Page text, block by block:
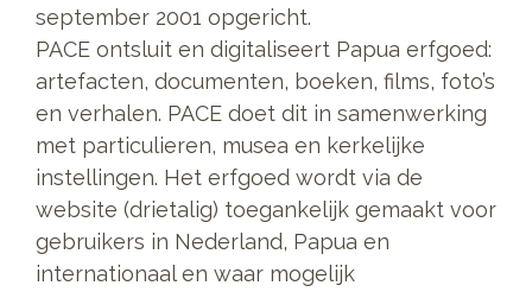
september 2001 opgericht.
PACE ontsluit en digitaliseert Papua erfgoed:
artefacten, documenten, boeken, films, foto’s
en verhalen. PACE doet dit in samenwerking
met particulieren, musea en kerkelijke
instellingen. Het erfgoed wordt via de
website (drietalig) toegankelijk gemaakt voor
gebruikers in Nederland, Papua en
internationaal en waar mogelijk